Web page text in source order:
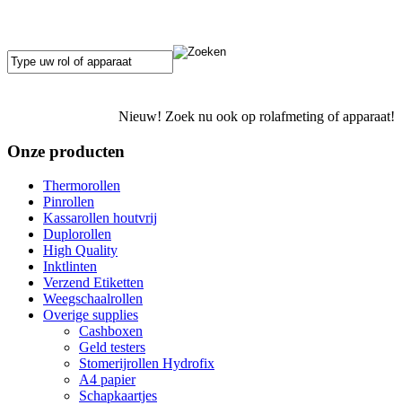
Nieuw! Zoek nu ook op rolafmeting of apparaat!
Onze producten
Thermorollen
Pinrollen
Kassarollen houtvrij
Duplorollen
High Quality
Inktlinten
Verzend Etiketten
Weegschaalrollen
Overige supplies
Cashboxen
Geld testers
Stomerijrollen Hydrofix
A4 papier
Schapkaartjes